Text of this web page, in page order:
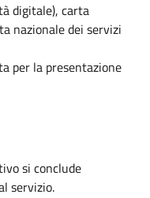
digitale), carta
nazionale dei servizi
per la presentazione
si conclude
servizio.